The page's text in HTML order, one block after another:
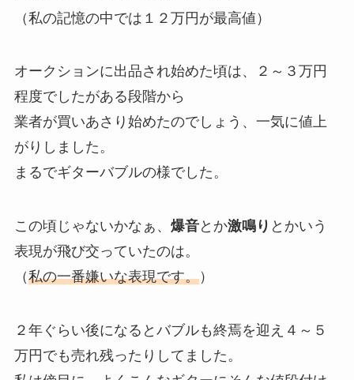
（私の記憶の中では１２万円が最高値）
オークションに出品され始めた頃は、２～３万円
程度でしたがある段階から
業者が買いあさり始めたのでしょう、一気に値上
がりしました。
まるでギターバブルの様でした。
この頃じゃないかなぁ、 爆音とか激鳴り とかいう
表現が飛び交っていたのは。
（私の一番嫌いな表現です。）
２年ぐらい後になるとバブルも終焉を迎え４～５
万円でも売れ残ったりしてました。